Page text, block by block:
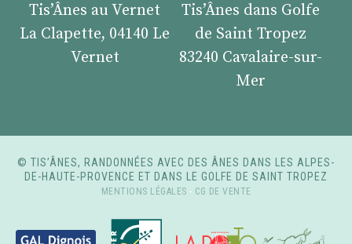
Tis’Ânes au Vernet
La Clapette, 04140 Le
Vernet
Tis’Ânes dans Golfe
de Saint Tropez
83240 Cavalaire-sur-
Mer
© TIS’ÂNES, RANDONNÉES AVEC DES ÂNES DANS LES ALPES-
DE-HAUTE-PROVENCE ET DANS LE GOLFE DE SAINT TROPEZ
MENTIONS LÉGALES - CG DE VENTE